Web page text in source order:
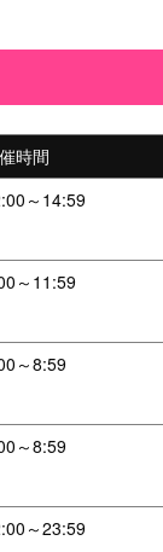
時間
～14:59
～11:59
～8:59
～8:59
～23:59